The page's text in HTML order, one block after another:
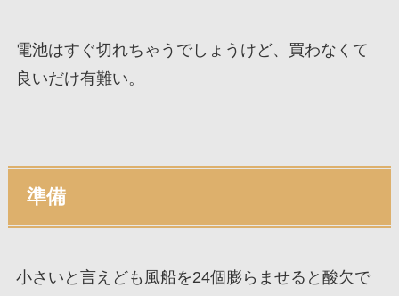
電池はすぐ切れちゃうでしょうけど、買わなくて
良いだけ有難い。
準備
小さいと言えども風船を24個膨らませると酸欠で